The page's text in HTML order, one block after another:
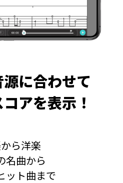
に合わせて
アを表示！
ら洋楽
名曲から
ット曲まで